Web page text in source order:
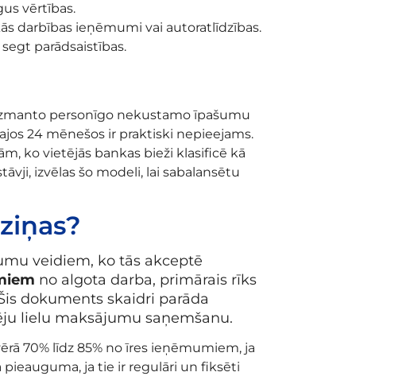
vērtības.
darbības ieņēmumi vai autoratlīdzības.
parādsaistības.
personīgo nekustamo īpašumu
24 mēnešos ir praktiski nepieejams.
ko vietējās bankas bieži klasificē kā
izvēlas šo modeli, lai sabalansētu
veidiem, ko tās akceptē
no algota darba, primārais rīks
dokuments skaidri parāda
lielu maksājumu saņemšanu.
70% līdz 85% no īres ieņēmumiem, ja
ja tie ir regulāri un fiksēti